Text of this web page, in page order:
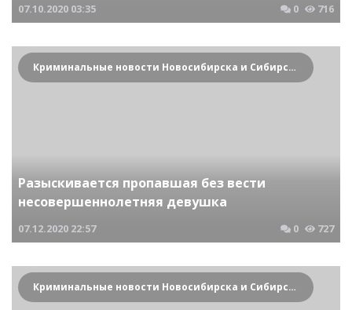
07.10.2020 03:35 0 716
Криминальные новости Новосибирска и Сибирского региона
Разыскивается пропавшая без вести
несовершеннолетняя девушка
07.12.2020 22:57 0 727
Криминальные новости Новосибирска и Сибирского региона